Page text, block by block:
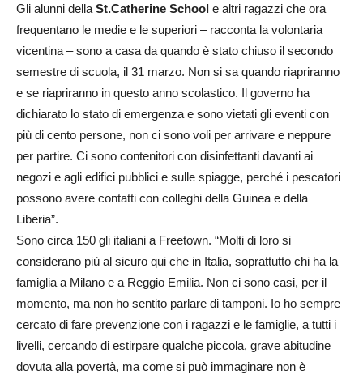
Gli alunni della St.Catherine School e altri ragazzi che ora
frequentano le medie e le superiori – racconta la volontaria
vicentina – sono a casa da quando è stato chiuso il secondo
semestre di scuola, il 31 marzo. Non si sa quando riapriranno
e se riapriranno in questo anno scolastico. Il governo ha
dichiarato lo stato di emergenza e sono vietati gli eventi con
più di cento persone, non ci sono voli per arrivare e neppure
per partire. Ci sono contenitori con disinfettanti davanti ai
negozi e agli edifici pubblici e sulle spiagge, perché i pescatori
possono avere contatti con colleghi della Guinea e della
Liberia”.
Sono circa 150 gli italiani a Freetown. “Molti di loro si
considerano più al sicuro qui che in Italia, soprattutto chi ha la
famiglia a Milano e a Reggio Emilia. Non ci sono casi, per il
momento, ma non ho sentito parlare di tamponi. Io ho sempre
cercato di fare prevenzione con i ragazzi e le famiglie, a tutti i
livelli, cercando di estirpare qualche piccola, grave abitudine
dovuta alla povertà, ma come si può immaginare non è